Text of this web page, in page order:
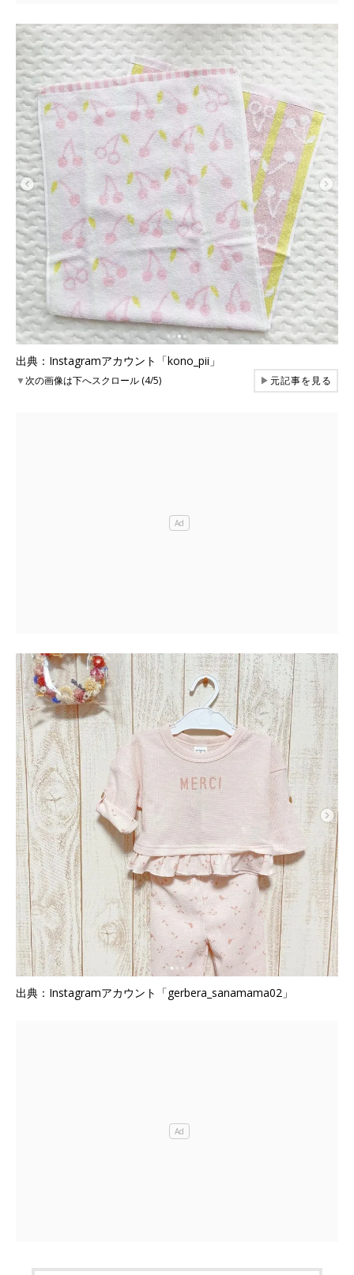
出典：Instagramアカウント「kono_pii」
▼次の画像は下へスクロール (4/5) ▶元記事を見る
出典：Instagramアカウント「gerbera_sanamama02」